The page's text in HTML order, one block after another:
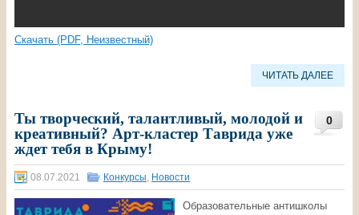
Скачать (PDF, Неизвестный)
ЧИТАТЬ ДАЛЕЕ
0
Ты творческий, талантливый, молодой и
креативный? Арт-кластер Таврида уже
ждет тебя в Крыму!
08.07.2021 Конкурсы, Новости
Образовательные антишколы